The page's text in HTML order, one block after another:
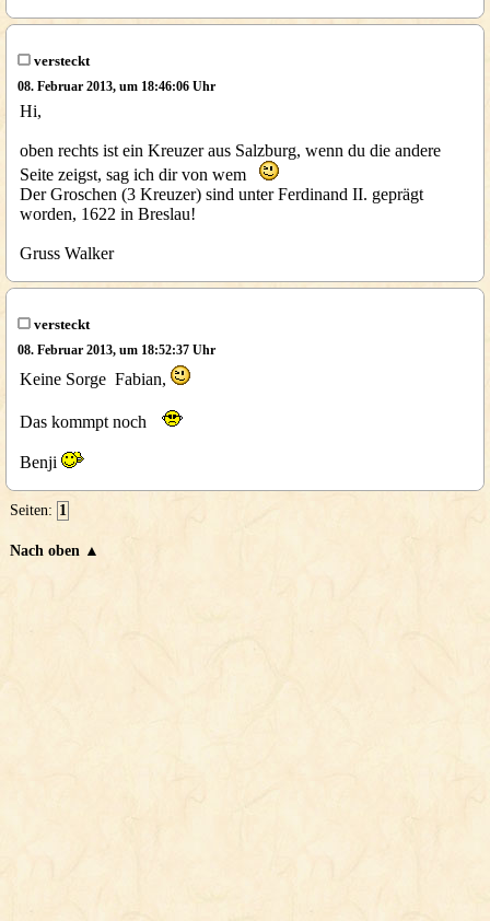
versteckt
08. Februar 2013, um 18:46:06 Uhr
Hi,
oben rechts ist ein Kreuzer aus Salzburg, wenn du die andere
Seite zeigst, sag ich dir von wem
Der Groschen (3 Kreuzer) sind unter Ferdinand II. geprägt
worden, 1622 in Breslau!
Gruss Walker
versteckt
08. Februar 2013, um 18:52:37 Uhr
Keine Sorge Fabian,
Das kommpt noch
Benji
Seiten: 1
Nach oben ▲